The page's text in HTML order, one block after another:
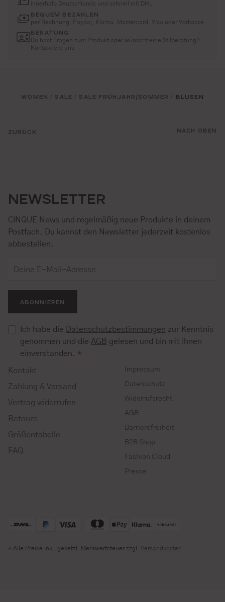
innerhalb Deutschlands und schnell mit DHL
BEQUEM BEZAHLEN
per Rechnung, Paypal, Klarna, Mastercard, Visa oder Vorkasse
BERATUNG
Du hast Fragen zum Produkt oder wünscht eine Stilberatung?
Kontaktiere uns
ZURÜCK
WOMEN SALE SALE FRÜHJAHR/SOMMER BLUSEN
NACH OBEN
NEWSLETTER
CINQUE News und regelmäßig neue Produkte in deinem
Postfach. Du kannst den Newsletter jederzeit kostenlos
abbestellen.
ABONNIEREN
Ich habe die Datenschutzbestimmungen zur Kenntnis
genommen und die AGB gelesen und bin mit ihnen
einverstanden. *
Kontakt
Zahlung & Versand
Vertrag widerrufen
Retoure
Größentabelle
FAQ
Impressum
Datenschutz
Widerrufsrecht
AGB
Barrierefreiheit
B2B Shop
Fashion Cloud
Presse
* Alle Preise inkl. gesetzl. Mehrwertsteuer zzgl. Versandkosten